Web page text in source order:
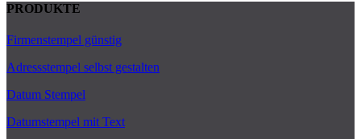
PRODUKTE
Firmenstempel günstig
Adressstempel selbst gestalten
Datum Stempel
Datumstempel mit Text